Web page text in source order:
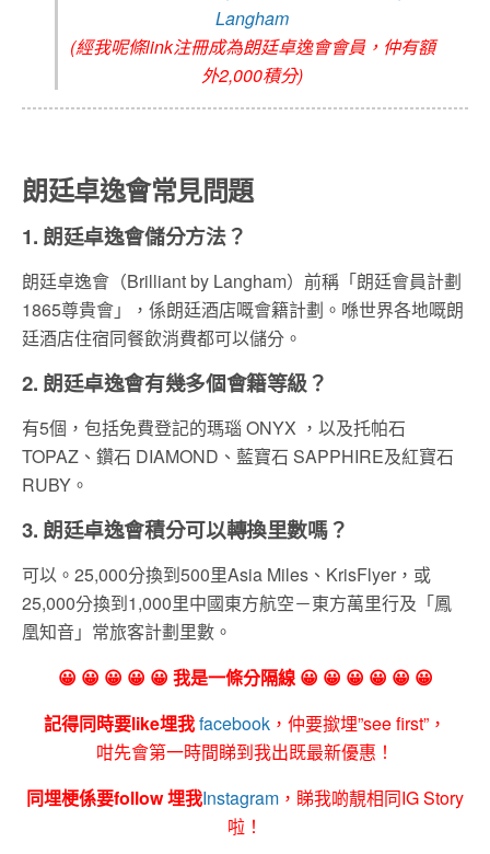
Langham
(經我呢條link注冊成為朗廷卓逸會會員，仲有額
外2,000積分)
朗廷卓逸會常見問題
1. 朗廷卓逸會儲分方法？
朗廷卓逸會（Brilliant by Langham）前稱「朗廷會員計劃
1865尊貴會」，係朗廷酒店嘅會籍計劃。喺世界各地嘅朗
廷酒店住宿同餐飲消費都可以儲分。
2. 朗廷卓逸會有幾多個會籍等級？
有5個，包括免費登記的瑪瑙 ONYX ，以及托帕石
TOPAZ、鑽石 DIAMOND、藍寶石 SAPPHIRE及紅寶石
RUBY。
3. 朗廷卓逸會積分可以轉換里數嗎？
可以。25,000分換到500里Asia Miles、KrisFlyer，或
25,000分換到1,000里中國東方航空－東方萬里行及「鳳
凰知音」常旅客計劃里數。
😀 😀 😀 😀 😀 我是一條分隔線 😀 😀 😀 😀 😀 😀
記得同時要like埋我facebook ，仲要撳埋”see first”，
咁先會第一時間睇到我出既最新優惠！
同埋梗係要follow 埋我Instagram ，睇我啲靚相同IG Story
啦！